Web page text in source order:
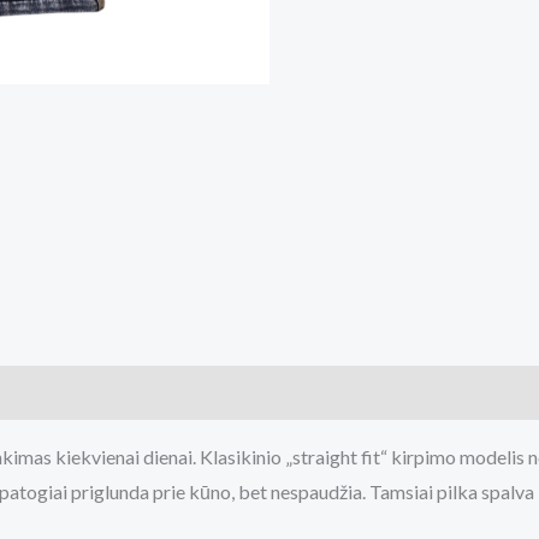
kiekvienai dienai. Klasikinio „straight fit“ kirpimo
priglunda prie kūno, bet nespaudžia. Tamsiai pilka